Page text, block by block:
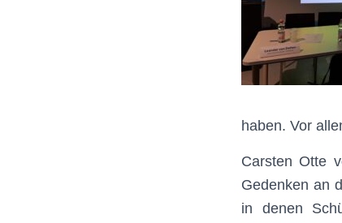
haben. Vor
Carsten Otte
Gedenken an
in denen